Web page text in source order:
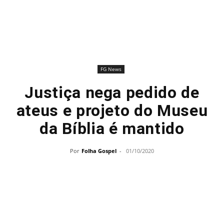
FG News
Justiça nega pedido de
ateus e projeto do Museu
da Bíblia é mantido
Por Folha Gospel - 01/10/2020